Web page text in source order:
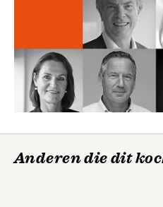
Anderen die dit